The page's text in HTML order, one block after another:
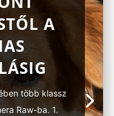
A
több klassz
Raw-ba. 1.